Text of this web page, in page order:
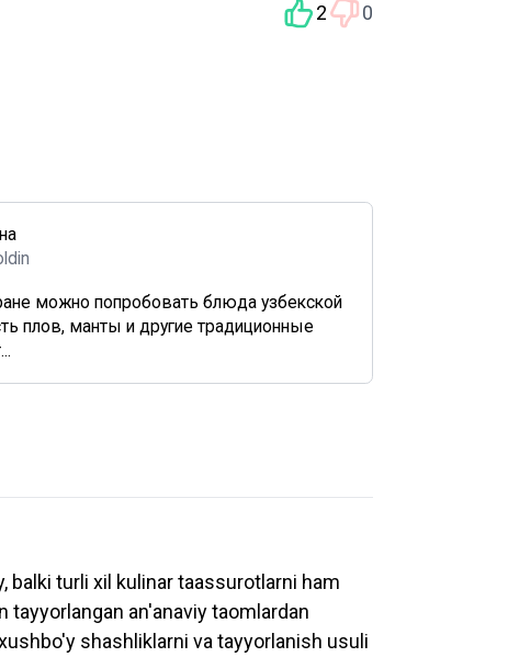
2 0
можно попробовать блюда узбекской
плов, манты и другие традиционные
balki turli xil kulinar taassurotlarni ham
an'anaviy taomlardan
shashliklarni va tayyorlanish usuli